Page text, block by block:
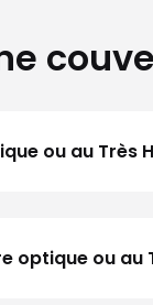
ou au Très
optique ou au